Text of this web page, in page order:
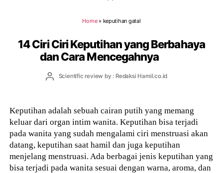
Home» keputihan gatal
14 Ciri Ciri Keputihan yang Berbahaya
dan Cara Mencegahnya
PostScientific review by : Redaksi Hamil.co.id
Keputihan adalah sebuah cairan putih yang memang
keluar dari organ intim wanita. Keputihan bisa terjadi
pada wanita yang sudah mengalami ciri menstruasi akan
datang, keputihan saat hamil dan juga keputihan
menjelang menstruasi. Ada berbagai jenis keputihan yang
bisa terjadi pada wanita sesuai dengan warna, aroma, dan